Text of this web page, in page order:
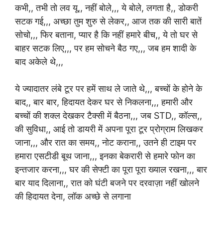
कभी,, तभी तो लव यू,, नहीं बोले,,, ये बोले, लगता है,, डोकरी
सटक गई,,, अच्छा तुम शुरु से लेकर,, आज तक की सारी बातें
सोचो,,, फिर बताना, प्यार है कि नहीं हमारे बीच,, ये तो घर से
बाहर सटक लिए,,, पर हम सोचने बैठ गए,,, जब हम शादी के
बाद अकेले थे,,,
ये ज्यादातर लंबे टूर पर हमें साथ ले जाते थे,,, बच्चों के होने के
बाद,, बार बार, हिदायत देकर घर से निकलना,,, हमारी और
बच्चों की शक्ल देखकर टैक्सी में बैठना,,, जब STD,, कॉल्स,,
की सुविधा,, आई तो डायरी में अपना पूरा टूर प्रोग्राम लिखकर
जाना,,, और रात का समय,, नोट कराना,, उतने ही टाइम पर
हमारा एसटीडी बूथ जाना,,, इनका बेकरारी से हमारे फोन का
इन्तजार करना,,, घर की सेफ्टी का पूरा पूरा ख्याल रखना,,, बार
बार याद दिलाना,, रात को घंटी बजने पर दरवाज़ा नहीं खोलने
की हिदायत देना, लॉक अच्छे से लगाना